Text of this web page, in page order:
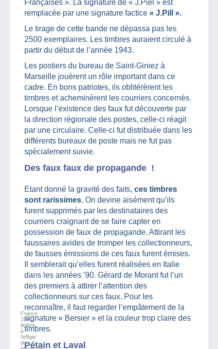
Françaises ». La signature de « J.Piel » est
remplacée par une signature factice « J.Pill ».
Le tirage de cette bande ne dépassa pas les
2500 exemplaires. Les timbres auraient circulé à
partir du début de l’année 1943.
Les postiers du bureau de Saint-Giniez à
Marseille jouèrent un rôle important dans ce
cadre. En bons patriotes, ils oblitérèrent les
timbres et acheminèrent les courriers concernés.
Lorsque l’existence des faux fut découverte par
la direction régionale des postes, celle-ci réagit
par une circulaire. Celle-ci fut distribuée dans les
différents bureaux de poste mais ne fut pas
spécialement suivie.
Des faux faux de propagande !
Etant donné la gravité des faits, ces timbres
sont rarissimes. On devine aisément qu’ils
furent supprimés par les destinataires des
courriers craignant de se faire capter en
possession de faux de propagande. Attirant les
faussaires avides de tromper les collectionneurs,
de fausses émissions de ces faux furent émises.
Il semblerait qu’elles furent réalisées en Italie
dans les années ’90. Gérard de Morant fut l’un
des premiers à attirer l’attention des
collectionneurs sur ces faux. Pour les
reconnaître, il faut regarder l’empâtement de la
signature « Bersier » et la couleur trop claire des
timbres.
Pétain et Laval
France
1941,
timbre
à
l’effigie
du